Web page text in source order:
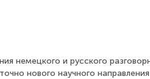
немецкого и русского
нового научного